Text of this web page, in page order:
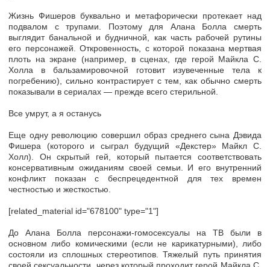
Жизнь Фишеров буквально и метафорически протекает над
подвалом с трупами. Поэтому для Алана Болла смерть
выглядит банальной и будничной, как часть рабочей рутины
его персонажей. Откровенность, с которой показана мертвая
плоть на экране (например, в сценах, где герой Майкла С.
Холла в бальзамировочной готовит изувеченные тела к
погребению), сильно контрастирует с тем, как обычно смерть
показывали в сериалах — прежде всего стерильной.
Все умрут, а я останусь
Еще одну революцию совершил образ среднего сына Дэвида
Фишера (которого и сыграл будущий «Декстер» Майкл С.
Холл). Он скрытый гей, который пытается соответствовать
консервативным ожиданиям своей семьи. И его внутренний
конфликт показан с беспрецедентной для тех времен
честностью и жесткостью.
[related_material id="678100" type="1"]
До Алана Болла персонажи-гомосексуалы на ТВ были в
основном либо комическими (если не карикатурными), либо
состояли из сплошных стереотипов. Тяжелый путь принятия